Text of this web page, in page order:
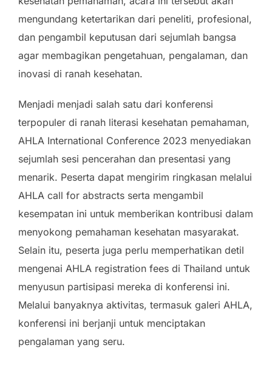
mengundang ketertarikan dari peneliti, profesional,
dan pengambil keputusan dari sejumlah bangsa
agar membagikan pengetahuan, pengalaman, dan
inovasi di ranah kesehatan.
Menjadi menjadi salah satu dari konferensi
terpopuler di ranah literasi kesehatan pemahaman,
AHLA International Conference 2023 menyediakan
sejumlah sesi pencerahan dan presentasi yang
menarik. Peserta dapat mengirim ringkasan melalui
AHLA call for abstracts serta mengambil
kesempatan ini untuk memberikan kontribusi dalam
menyokong pemahaman kesehatan masyarakat.
Selain itu, peserta juga perlu memperhatikan detil
mengenai AHLA registration fees di Thailand untuk
menyusun partisipasi mereka di konferensi ini.
Melalui banyaknya aktivitas, termasuk galeri AHLA,
konferensi ini berjanji untuk menciptakan
pengalaman yang seru.